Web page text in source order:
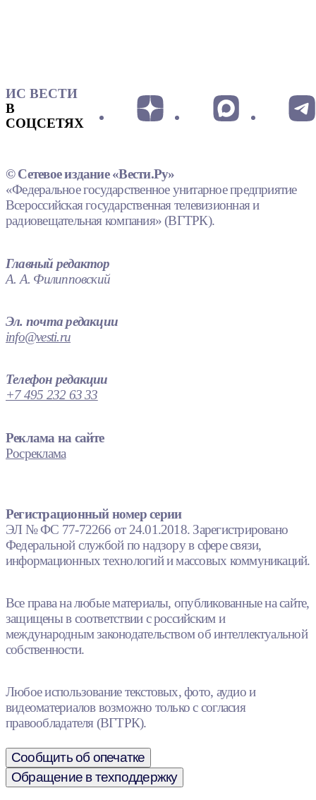
ИС ВЕСТИ
В
СОЦСЕТЯХ
© Сетевое издание «Вести.Ру»
«Федеральное государственное унитарное предприятие
Всероссийская государственная телевизионная и
радиовещательная компания» (ВГТРК).
Главный редактор
А. А. Филипповский
Эл. почта редакции
info@vesti.ru
Телефон редакции
+7 495 232 63 33
Реклама на сайте
Росреклама
Регистрационный номер серии
ЭЛ № ФС 77-72266 от 24.01.2018. Зарегистрировано
Федеральной службой по надзору в сфере связи,
информационных технологий и массовых коммуникаций.
Все права на любые материалы, опубликованные на сайте,
защищены в соответствии с российским и
международным законодательством об интеллектуальной
собственности.
Любое использование текстовых, фото, аудио и
видеоматериалов возможно только с согласия
правообладателя (ВГТРК).
Сообщить об опечатке
Обращение в техподдержку